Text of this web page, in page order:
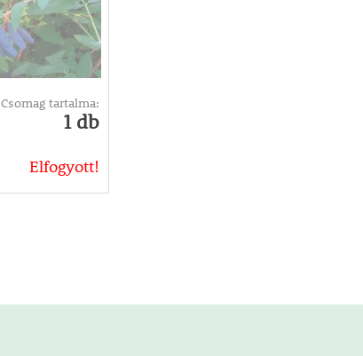
Csomag tartalma:
1 db
Elfogyott!